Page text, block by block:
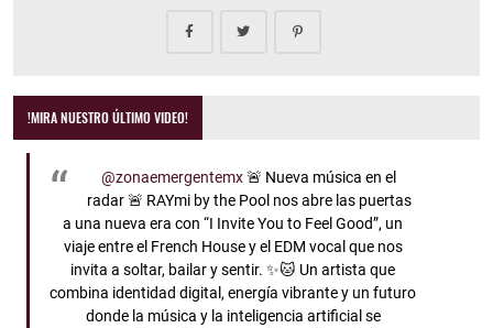
!MIRA NUESTRO ÚLTIMO VIDEO!
@zonaemergentemx🚨 Nueva música en el
radar 🚨 RAYmi by the Pool nos abre las puertas
a una nueva era con “I Invite You to Feel Good”, un
viaje entre el French House y el EDM vocal que nos
invita a soltar, bailar y sentir. ✨🐱 Un artista que
combina identidad digital, energía vibrante y un futuro
donde la música y la inteligencia artificial se